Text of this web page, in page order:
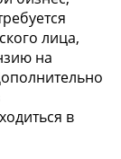
лица,
на
в